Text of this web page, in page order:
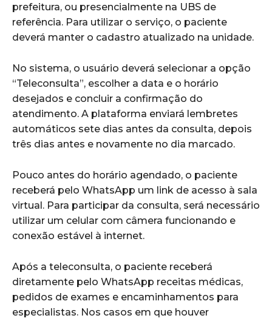
prefeitura, ou presencialmente na UBS de
referência. Para utilizar o serviço, o paciente
deverá manter o cadastro atualizado na unidade.
No sistema, o usuário deverá selecionar a opção
“Teleconsulta”, escolher a data e o horário
desejados e concluir a confirmação do
atendimento. A plataforma enviará lembretes
automáticos sete dias antes da consulta, depois
três dias antes e novamente no dia marcado.
Pouco antes do horário agendado, o paciente
receberá pelo WhatsApp um link de acesso à sala
virtual. Para participar da consulta, será necessário
utilizar um celular com câmera funcionando e
conexão estável à internet.
Após a teleconsulta, o paciente receberá
diretamente pelo WhatsApp receitas médicas,
pedidos de exames e encaminhamentos para
especialistas. Nos casos em que houver